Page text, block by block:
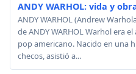
ANDY WARHOL: vida y
ANDY WARHOL (Andrew
de ANDY WARHOL Warhol era
pop americano. Nacido en una
checos, asistió a...